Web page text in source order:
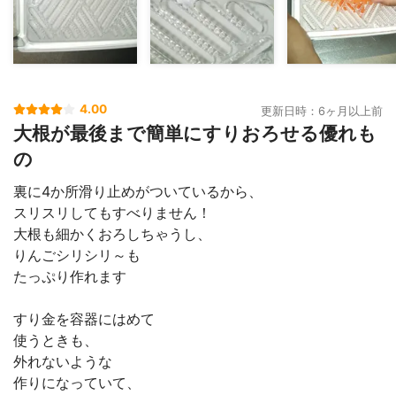
4.00 更新日時：6ヶ月以上前
大根が最後まで簡単にすりおろせる優れも
の
裏に4か所滑り止めがついているから、
スリスリしてもすべりません！
大根も細かくおろしちゃうし、
りんごシリシリ～も
たっぷり作れます
すり金を容器にはめて
使うときも、
外れないような
作りになっていて、